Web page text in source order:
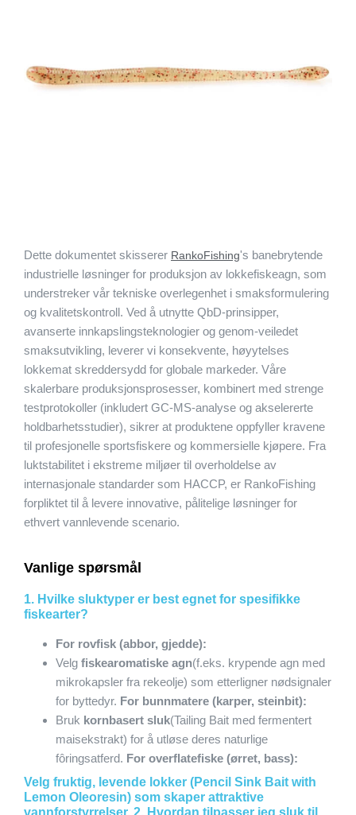
Dette dokumentet skisserer RankoFishing's banebrytende
industrielle løsninger for produksjon av lokkefiskeagn, som
understreker vår tekniske overlegenhet i smaksformulering
og kvalitetskontroll. Ved å utnytte QbD-prinsipper,
avanserte innkapslingsteknologier og genom-veiledet
smaksutvikling, leverer vi konsekvente, høyytelses
lokkemat skreddersydd for globale markeder. Våre
skalerbare produksjonsprosesser, kombinert med strenge
testprotokoller (inkludert GC-MS-analyse og akselererte
holdbarhetsstudier), sikrer at produktene oppfyller kravene
til profesjonelle sportsfiskere og kommersielle kjøpere. Fra
luktstabilitet i ekstreme miljøer til overholdelse av
internasjonale standarder som HACCP, er RankoFishing
forpliktet til å levere innovative, pålitelige løsninger for
ethvert vannlevende scenario.
Vanlige spørsmål
1. Hvilke sluktyper er best egnet for spesifikke
fiskearter?
For rovfisk (abbor, gjedde):
Velg fiskearomatiske agn(f.eks. krypende agn med
mikrokapsler fra rekeolje) som etterligner nødsignaler
for byttedyr. For bunnmatere (karper, steinbit):
Bruk kornbasert sluk(Tailing Bait med fermentert
maisekstrakt) for å utløse deres naturlige
fôringsatferd. For overflatefiske (ørret, bass):
Velg fruktig, levende lokker (Pencil Sink Bait with
Lemon Oleoresin) som skaper attraktive
vannforstyrrelser. 2. Hvordan tilpasser jeg sluk til